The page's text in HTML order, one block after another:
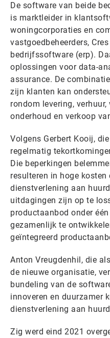
De software van beide
is marktleider in
woningcorporaties en
vastgoedbeheerders,
bedrijfssoftware (erp).
oplossingen voor data-
assurance. De
zijn klanten kan
rondom levering,
onderhoud en verkoop
Volgens Gerbert Kooij,
regelmatig
Die beperkingen
resulteren in hoge
dienstverlening aan
uitdagingen zijn op te
productaanbod onder
gezamenlijk te
geïntegreerd
Anton Vreugdenhil, die
de nieuwe organisatie,
bundeling van de
innoveren en duurzamer
dienstverlening aan
Zig werd eind 2021